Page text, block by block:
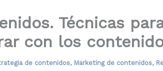
Técnicas
con los
de contenidos, Marketing de contenidos,